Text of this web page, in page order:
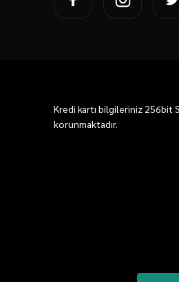
Kredi kartı bilgileriniz 256bit
korunmaktadır.